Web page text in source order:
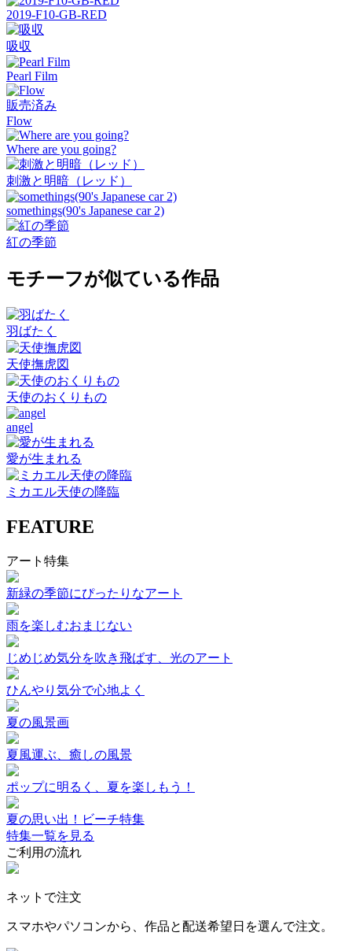
2019-F10-GB-RED
吸収
Pearl Film
販売済み
Flow
Where are you going?
刺激と明暗（レッド）
somethings(90's Japanese car 2)
紅の季節
モチーフが似ている作品
羽ばたく
天使撫虎図
天使のおくりもの
angel
愛が生まれる
ミカエル天使の降臨
FEATURE
アート特集
新緑の季節にぴったりなアート
雨を楽しむおまじない
じめじめ気分を吹き飛ばす、光のアート
ひんやり気分で心地よく
夏の風景画
夏風運ぶ、癒しの風景
ポップに明るく、夏を楽しもう！
夏の思い出！ビーチ特集
特集一覧を見る
ご利用の流れ
ネットで注文
スマホやパソコンから、作品と配送希望日を選んで注文。